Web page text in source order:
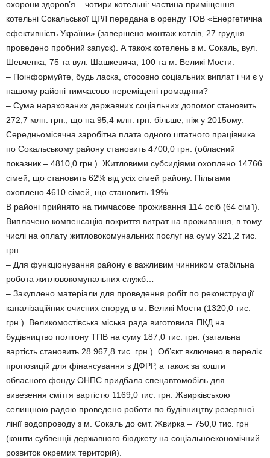
охорони здоров’я – чотири котельні: частина приміщення
котельні Сокальської ЦРЛ передана в оренду ТОВ «Енергетична
ефективність України» (завершено монтаж котлів, 27 грудня
проведено пробний запуск). А також котелень в м. Сокаль, вул.
Шевченка, 75 та вул. Шашкевича, 100 та м. Великі Мости.
– Поінформуйте, будь ласка, стосовно соціальних виплат і чи є у
нашому районі тимчасово переміщені громадяни?
– Сума нарахованих державних соціальних допомог становить
272,7 млн. грн., що на 95,4 млн. грн. більше, ніж у 2015ому.
Середньомісячна заробітна плата одного штатного працівника
по Сокальському району становить 4700,0 грн. (обласний
показник – 4810,0 грн.). Житловими субсидіями охоплено 14766
сімей, що становить 62% від усіх сімей району. Пільгами
охоплено 4610 сімей, що становить 19%.
В районі прийнято на тимчасове проживання 114 осіб (64 сім’ї).
Виплачено компенсацію покриття витрат на проживання, в тому
числі на оплату житловокомунальних послуг на суму 321,2 тис.
грн.
– Для функціонування району є важливим чинником стабільна
робота житловокомунальних служб…
– Закуплено матеріали для проведення робіт по реконструкції
каналізаційних очисних споруд в м. Великі Мости (1320,0 тис.
грн.). Великомостівська міська рада виготовила ПКД на
будівництво полігону ТПВ на суму 187,0 тис. грн. (загальна
вартість становить 28 967,8 тис. грн.). Об’єкт включено в перелік
пропозицій для фінансування з ДФРР, а також за кошти
обласного фонду ОНПС придбала спецавтомобіль для
вивезення сміття вартістю 1169,0 тис. грн. Жвирківською
селищною радою проведено роботи по будівництву резервної
лінії водопроводу з м. Сокаль до смт. Жвирка – 750,0 тис. грн
(кошти субвенції державного бюджету на соціальноекономічний
розвиток окремих територій).